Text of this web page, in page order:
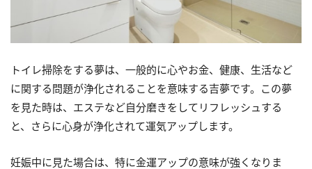
トイレ掃除をする夢は、一般的に心やお金、健康、生活など
に関する問題が浄化されることを意味する吉夢です。この夢
を見た時は、エステなど自分磨きをしてリフレッシュする
と、さらに心身が浄化されて運気アップします。
妊娠中に見た場合は、特に金運アップの意味が強くなりま